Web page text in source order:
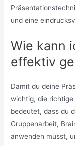
und eine
Wie kann
effektiv
Damit du deine
wichtig, die
bedeutet, dass du
Gruppenarbeit,
anwenden musst,